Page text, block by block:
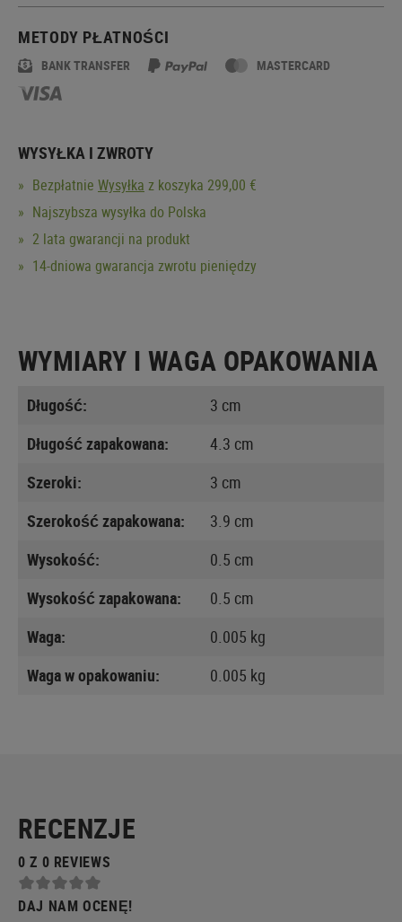
METODY PŁATNOŚCI
BANK TRANSFER MASTERCARD
WYSYŁKA I ZWROTY
Bezpłatnie Wysyłka z koszyka 299,00 €
Najszybsza wysyłka do Polska
2 lata gwarancji na produkt
14-dniowa gwarancja zwrotu pieniędzy
WYMIARY I WAGA OPAKOWANIA
Długość:
3 cm
Długość zapakowana:
4.3 cm
Szeroki:
3 cm
Szerokość zapakowana:
3.9 cm
Wysokość:
0.5 cm
Wysokość zapakowana:
0.5 cm
Waga:
0.005 kg
Waga w opakowaniu:
0.005 kg
RECENZJE
0 Z 0 REVIEWS
DAJ NAM OCENĘ!